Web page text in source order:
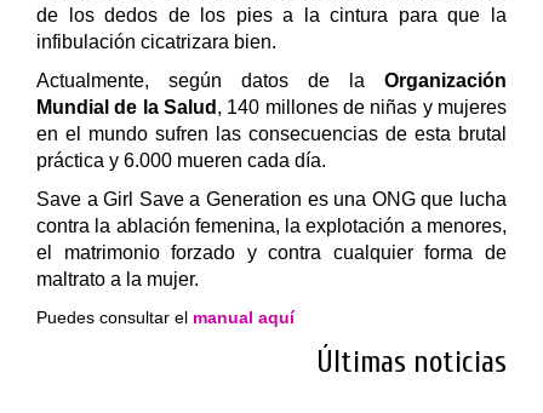
de los dedos de los pies a la cintura para que la
infibulación cicatrizara bien.
Actualmente, según datos de la Organización
Mundial de la Salud , 140 millones de niñas y mujeres
en el mundo sufren las consecuencias de esta brutal
práctica y 6.000 mueren cada día.
Save a Girl Save a Generation es una ONG que lucha
contra la ablación femenina, la explotación a ‪menores‬,
el matrimonio forzado y contra cualquier forma de
maltrato a la mujer.
Puedes consultar el manual aquí
Últimas noticias